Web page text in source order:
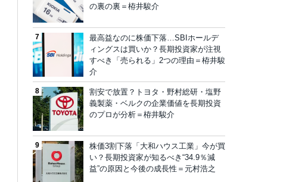
の裏の裏＝栫井駿介
最高益なのに株価下落…SBIホールデ
ィングスは買いか？長期投資家が注視
すべき「売られる」2つの理由＝栫井駿
介
割安で放置？トヨタ・野村総研・塩野
義製薬・ベルクの企業価値を長期投資
のプロが分析＝栫井駿介
株価3割下落「大和ハウス工業」今が買
い？長期投資家が知るべき“34.9％減
益”の原因と今後の成長性＝元村浩之